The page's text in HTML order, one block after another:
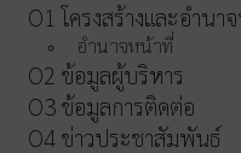
O1 โครงสร้างและอำนา
อำนาจหน้าที่
O2 ข้อมูลผู้บริหาร
O3 ข้อมูลการติดต่อ
O4 ข่าวประชาสัมพันธ์